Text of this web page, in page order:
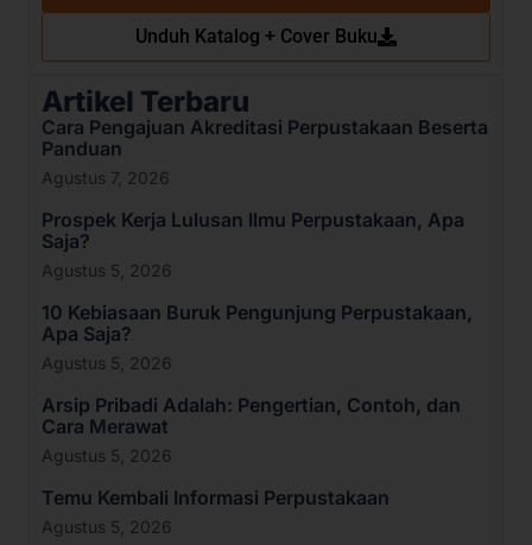
Unduh Katalog + Cover Buku
Artikel Terbaru
Cara Pengajuan Akreditasi Perpustakaan Beserta
Panduan
Agustus 7, 2026
Prospek Kerja Lulusan Ilmu Perpustakaan, Apa
Saja?
Agustus 5, 2026
10 Kebiasaan Buruk Pengunjung Perpustakaan,
Apa Saja?
Agustus 5, 2026
Arsip Pribadi Adalah: Pengertian, Contoh, dan
Cara Merawat
Agustus 5, 2026
Temu Kembali Informasi Perpustakaan
Agustus 5, 2026